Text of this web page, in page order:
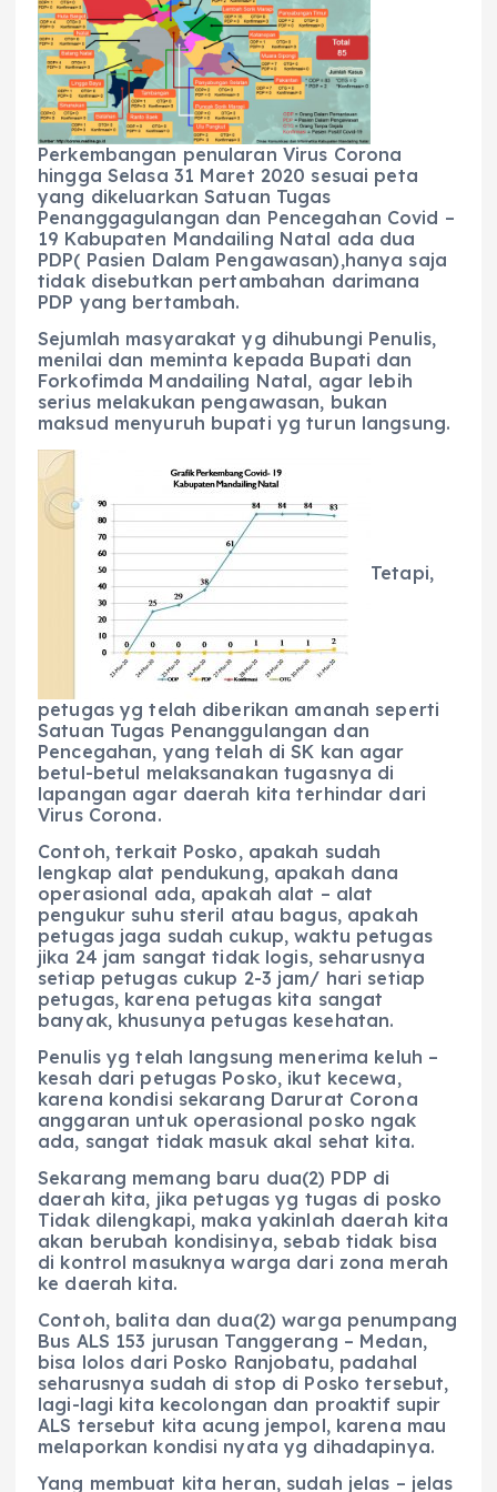
b
o
o
k
A
p
p
r
a
m
n
g
er
Perkembangan penularan Virus Corona
hingga Selasa 31 Maret 2020 sesuai peta
yang dikeluarkan Satuan Tugas
Penanggagulangan dan Pencegahan Covid –
19 Kabupaten Mandailing Natal ada dua
PDP( Pasien Dalam Pengawasan),hanya saja
tidak disebutkan pertambahan darimana
PDP yang bertambah.
Sejumlah masyarakat yg dihubungi Penulis,
menilai dan meminta kepada Bupati dan
Forkofimda Mandailing Natal, agar lebih
serius melakukan pengawasan, bukan
maksud menyuruh bupati yg turun langsung.
Tetapi,
petugas yg telah diberikan amanah seperti
Satuan Tugas Penanggulangan dan
Pencegahan, yang telah di SK kan agar
betul-betul melaksanakan tugasnya di
lapangan agar daerah kita terhindar dari
Virus Corona.
Contoh, terkait Posko, apakah sudah
lengkap alat pendukung, apakah dana
operasional ada, apakah alat – alat
pengukur suhu steril atau bagus, apakah
petugas jaga sudah cukup, waktu petugas
jika 24 jam sangat tidak logis, seharusnya
setiap petugas cukup 2-3 jam/ hari setiap
petugas, karena petugas kita sangat
banyak, khusunya petugas kesehatan.
Penulis yg telah langsung menerima keluh –
kesah dari petugas Posko, ikut kecewa,
karena kondisi sekarang Darurat Corona
anggaran untuk operasional posko ngak
ada, sangat tidak masuk akal sehat kita.
Sekarang memang baru dua(2) PDP di
daerah kita, jika petugas yg tugas di posko
Tidak dilengkapi, maka yakinlah daerah kita
akan berubah kondisinya, sebab tidak bisa
di kontrol masuknya warga dari zona merah
ke daerah kita.
Contoh, balita dan dua(2) warga penumpang
Bus ALS 153 jurusan Tanggerang – Medan,
bisa lolos dari Posko Ranjobatu, padahal
seharusnya sudah di stop di Posko tersebut,
lagi-lagi kita kecolongan dan proaktif supir
ALS tersebut kita acung jempol, karena mau
melaporkan kondisi nyata yg dihadapinya.
Yang membuat kita heran, sudah jelas – jelas